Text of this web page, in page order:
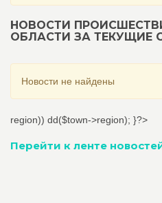
НОВОСТИ
ОБЛАСТИ ЗА ТЕКУЩИЕ
Новости не найдены
region)) dd($town->region); }?>
Перейти к ленте